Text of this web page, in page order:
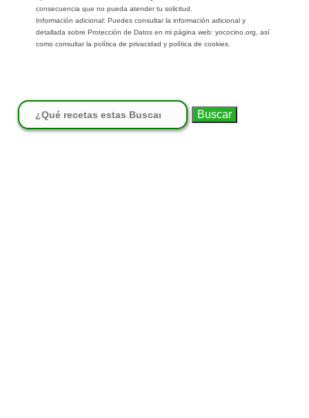
consecuencia que no pueda atender tu solicitud.
Información adicional: Puedes consultar la información adicional y
detallada sobre Protección de Datos en mi página web: yococino.org, así
como consultar la política de privacidad y política de cookies.
Buscar: